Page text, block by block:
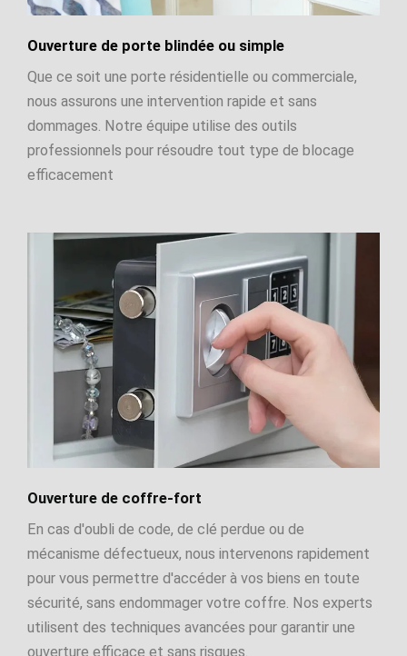
Ouverture de porte blindée ou simple
Que ce soit une porte résidentielle ou commerciale,
nous assurons une intervention rapide et sans
dommages. Notre équipe utilise des outils
professionnels pour résoudre tout type de blocage
efficacement
Ouverture de coffre-fort
En cas d'oubli de code, de clé perdue ou de
mécanisme défectueux, nous intervenons rapidement
pour vous permettre d'accéder à vos biens en toute
sécurité, sans endommager votre coffre. Nos experts
utilisent des techniques avancées pour garantir une
ouverture efficace et sans risques.